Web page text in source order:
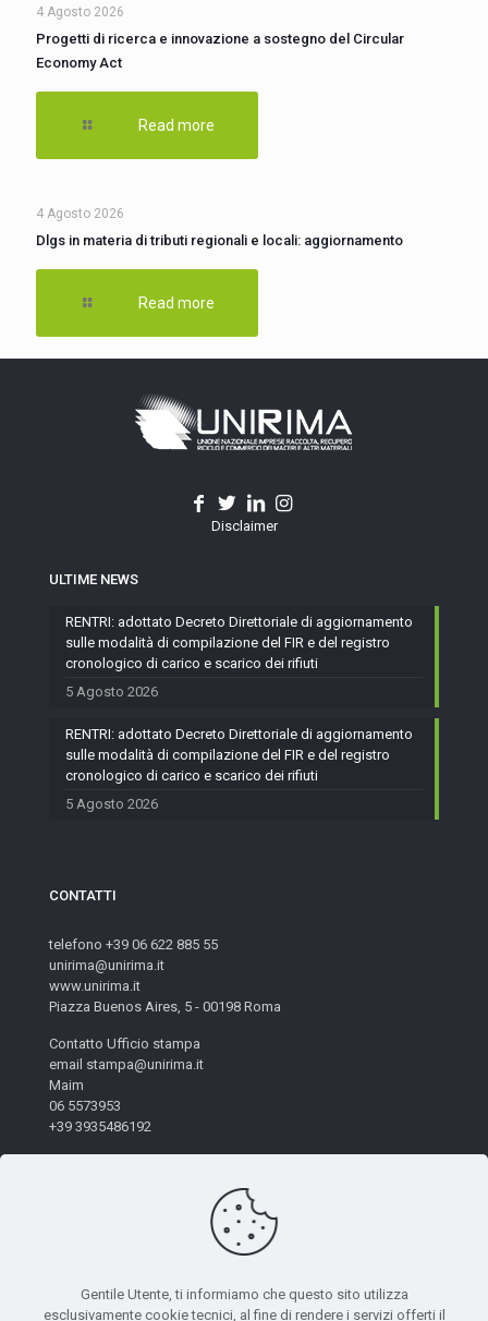
4 Agosto 2026
Progetti di ricerca e innovazione a sostegno del Circular
Economy Act
Read more
4 Agosto 2026
Dlgs in materia di tributi regionali e locali: aggiornamento
Read more
Disclaimer
ULTIME NEWS
RENTRI: adottato Decreto Direttoriale di aggiornamento
sulle modalità di compilazione del FIR e del registro
cronologico di carico e scarico dei rifiuti
5 Agosto 2026
RENTRI: adottato Decreto Direttoriale di aggiornamento
sulle modalità di compilazione del FIR e del registro
cronologico di carico e scarico dei rifiuti
5 Agosto 2026
CONTATTI
telefono +39 06 622 885 55
unirima@unirima.it
www.unirima.it
Piazza Buenos Aires, 5 - 00198 Roma
Contatto Ufficio stampa
email stampa@unirima.it
Maim
06 5573953
+39 3935486192
Gentile Utente, ti informiamo che questo sito utilizza
esclusivamente cookie tecnici, al fine di rendere i servizi offerti il